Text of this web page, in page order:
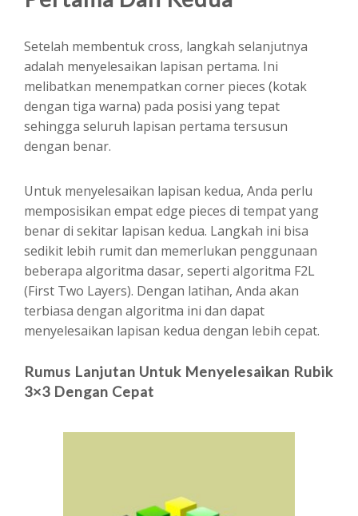
Setelah membentuk cross, langkah selanjutnya
adalah menyelesaikan lapisan pertama. Ini
melibatkan menempatkan corner pieces (kotak
dengan tiga warna) pada posisi yang tepat
sehingga seluruh lapisan pertama tersusun
dengan benar.
Untuk menyelesaikan lapisan kedua, Anda perlu
memposisikan empat edge pieces di tempat yang
benar di sekitar lapisan kedua. Langkah ini bisa
sedikit lebih rumit dan memerlukan penggunaan
beberapa algoritma dasar, seperti algoritma F2L
(First Two Layers). Dengan latihan, Anda akan
terbiasa dengan algoritma ini dan dapat
menyelesaikan lapisan kedua dengan lebih cepat.
Rumus Lanjutan Untuk Menyelesaikan Rubik
3×3 Dengan Cepat